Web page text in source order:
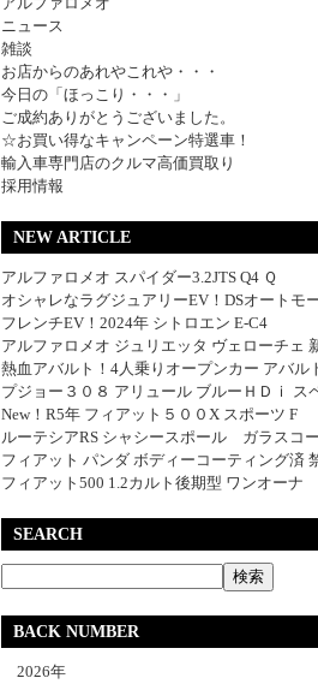
ニュース
雑談
お店からのあれやこれや・・・
今日の「ほっこり・・・」
ご成約ありがとうございました。
☆お買い得なキャンペーン特選車！
輸入車専門店のクルマ高価買取り
採用情報
NEW ARTICLE
アルファロメオ スパイダー3.2JTS Q4 Ｑ
オシャレなラグジュアリーEV！DSオートモ
フレンチEV！2024年 シトロエン E-C4
アルファロメオ ジュリエッタ ヴェローチェ
熱血アバルト！4人乗りオープンカー アバル
プジョー３０８ アリュール ブルーＨＤｉ ス
New！R5年 フィアット５００X スポーツ F
ルーテシアRS シャシースポール ガラスコ
フィアット パンダ ボディーコーティング済
フィアット500 1.2カルト後期型 ワンオーナ
SEARCH
BACK NUMBER
2026年